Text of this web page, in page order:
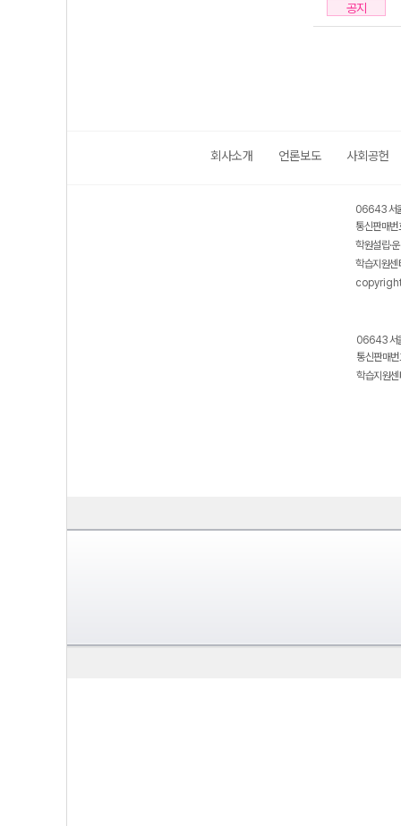
공지
회사소개 언론보도 사회공헌
06643 서
통신판매
학원설립·
학습지원
06643 서
통신판매
학습지원